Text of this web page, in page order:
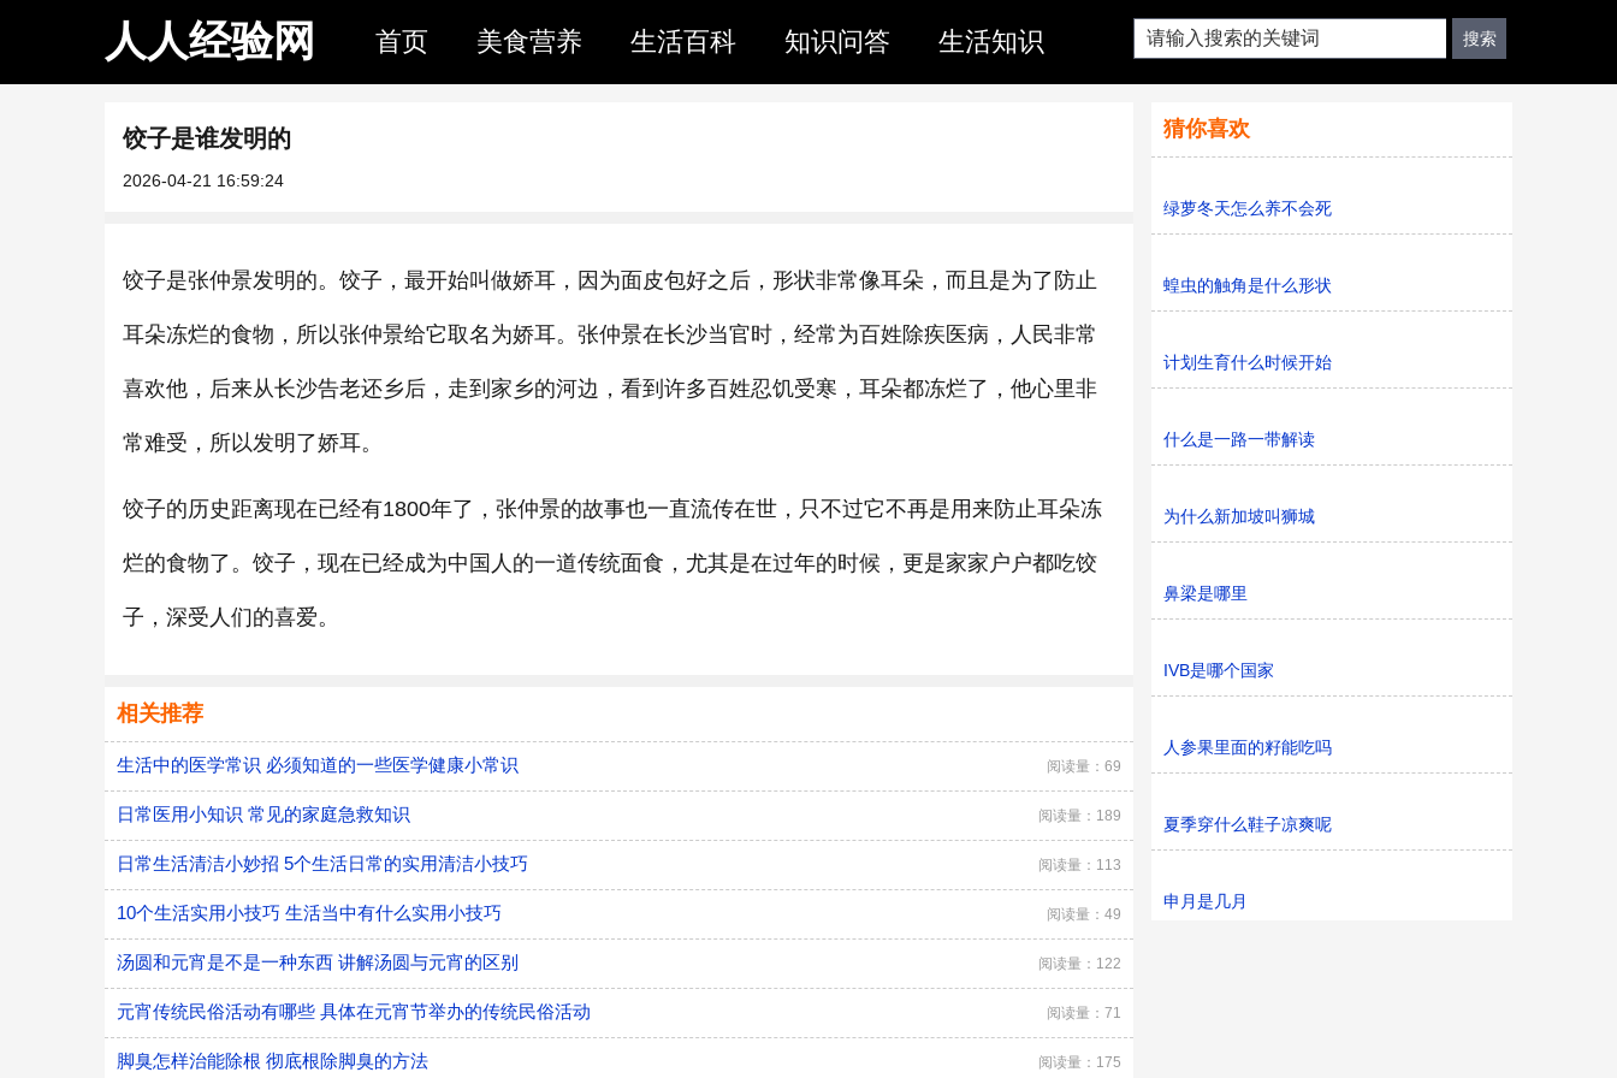
人人经验网 首页 美食营养 生活百科 知识问答 生活知识
饺子是谁发明的
2026-04-21 16:59:24
饺子是张仲景发明的。饺子，最开始叫做娇耳，因为面皮包好之后，形状非常像耳朵，而且是为了防止
耳朵冻烂的食物，所以张仲景给它取名为娇耳。张仲景在长沙当官时，经常为百姓除疾医病，人民非常
喜欢他，后来从长沙告老还乡后，走到家乡的河边，看到许多百姓忍饥受寒，耳朵都冻烂了，他心里非
常难受，所以发明了娇耳。
饺子的历史距离现在已经有1800年了，张仲景的故事也一直流传在世，只不过它不再是用来防止耳朵冻
烂的食物了。饺子，现在已经成为中国人的一道传统面食，尤其是在过年的时候，更是家家户户都吃饺
子，深受人们的喜爱。
相关推荐
生活中的医学常识 必须知道的一些医学健康小常识 阅读量：69
日常医用小知识 常见的家庭急救知识 阅读量：189
日常生活清洁小妙招 5个生活日常的实用清洁小技巧 阅读量：113
10个生活实用小技巧 生活当中有什么实用小技巧 阅读量：49
汤圆和元宵是不是一种东西 讲解汤圆与元宵的区别 阅读量：122
元宵传统民俗活动有哪些 具体在元宵节举办的传统民俗活动 阅读量：71
脚臭怎样治能除根 彻底根除脚臭的方法 阅读量：175
猜你喜欢
绿萝冬天怎么养不会死
蝗虫的触角是什么形状
计划生育什么时候开始
什么是一路一带解读
为什么新加坡叫狮城
鼻梁是哪里
IVB是哪个国家
人参果里面的籽能吃吗
夏季穿什么鞋子凉爽呢
申月是几月